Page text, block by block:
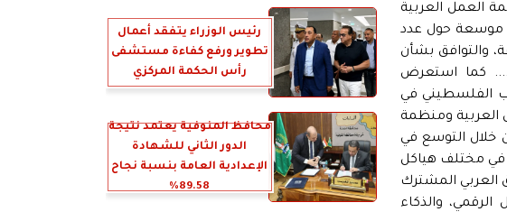
العمل العربية
موسعة حول عدد
والتوافق بشأن
كما استعرض
الفلسطيني في
العربية ومنظمة
خلال التوسع في
في مختلف هياكل
العربي المشترك
والذكاء
رئيس الوزراء يتفقد أعمال
تطوير ورفع كفاءة مستشفى
رأس الحكمة المركزي
محافظ المنوفية يعتمد نتيجة
الدور الثاني للشهادة
الإعدادية العامة بنسبة نجاح
89.58%